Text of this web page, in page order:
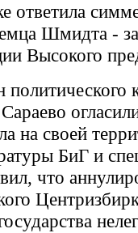
ответила
Шмидта -
Высокого
на своей
БиГ и
что